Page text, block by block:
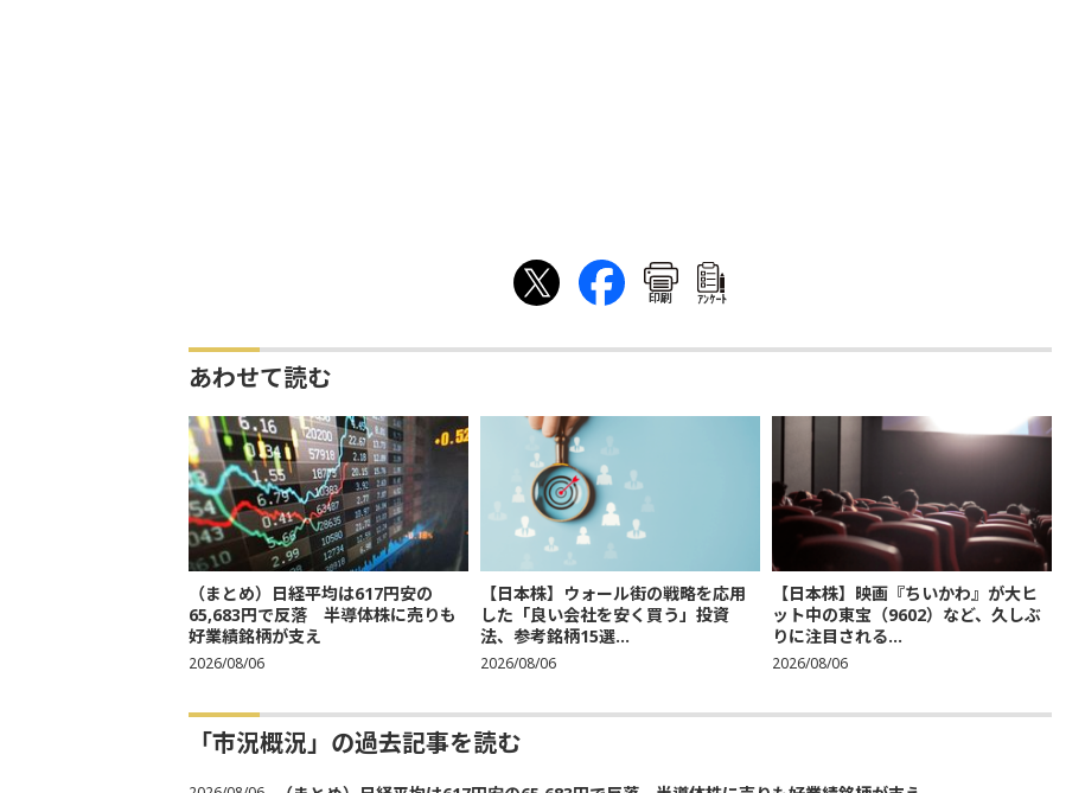
印刷 ｱﾝｹｰﾄ
あわせて読む
（まとめ）日経平均は617円安の
65,683円で反落 半導体株に売りも
好業績銘柄が支え
2026/08/06
【日本株】ウォール街の戦略を応用
した「良い会社を安く買う」投資
法、参考銘柄15選...
2026/08/06
【日本株】映画『ちいかわ』が大ヒ
ット中の東宝（9602）など、久しぶ
りに注目される...
2026/08/06
「市況概況」の過去記事を読む